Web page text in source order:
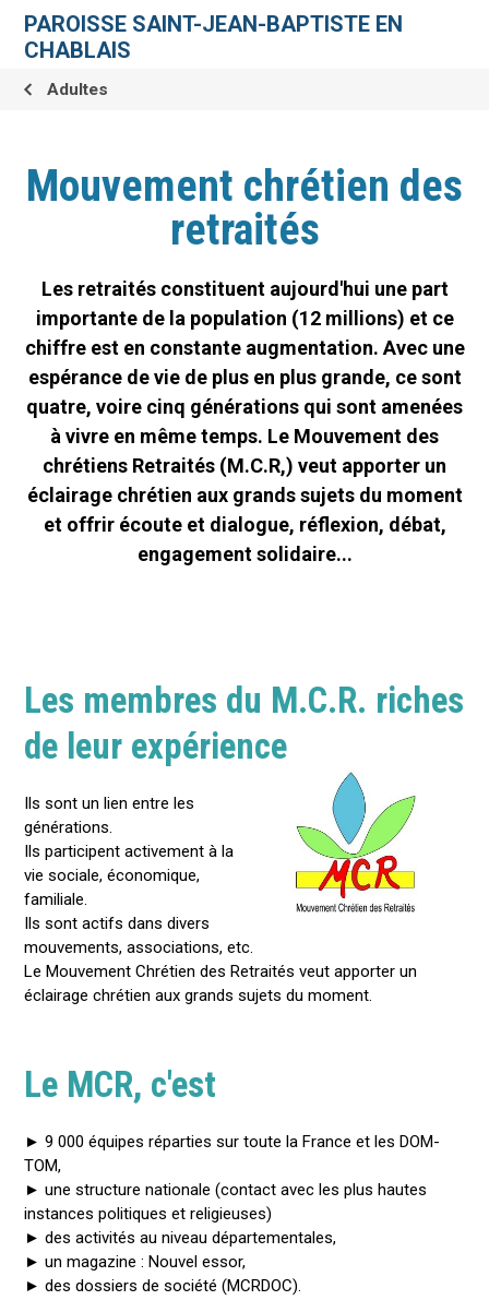
contenu.
navigation
personnelsPAROISSE SAINT-JEAN-BAPTISTE EN
CHABLAIS
Adultes
Mouvement chrétien des
retraités
Les retraités constituent aujourd'hui une part
importante de la population (12 millions) et ce
chiffre est en constante augmentation. Avec une
espérance de vie de plus en plus grande, ce sont
quatre, voire cinq générations qui sont amenées
à vivre en même temps. Le Mouvement des
chrétiens Retraités (M.C.R,) veut apporter un
éclairage chrétien aux grands sujets du moment
et offrir écoute et dialogue, réflexion, débat,
engagement solidaire...
Les membres du M.C.R. riches
de leur expérience
Ils sont un lien entre les
générations.
Ils participent activement à la
vie sociale, économique,
familiale.
Ils sont actifs dans divers
mouvements, associations, etc.
Le Mouvement Chrétien des Retraités veut apporter un
éclairage chrétien aux grands sujets du moment.
Le MCR, c'est
► 9 000 équipes réparties sur toute la France et les DOM-
TOM,
► une structure nationale (contact avec les plus hautes
instances politiques et religieuses)
► des activités au niveau départementales,
► un magazine : Nouvel essor,
► des dossiers de société (MCRDOC).